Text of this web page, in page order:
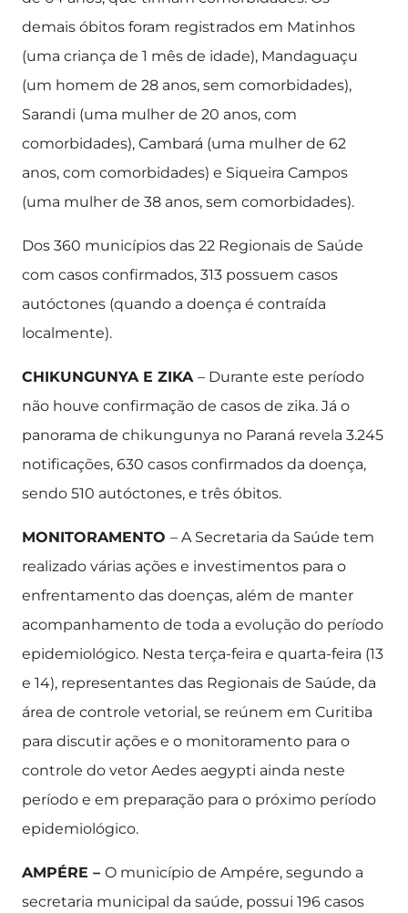
demais óbitos foram registrados em Matinhos
(uma criança de 1 mês de idade), Mandaguaçu
(um homem de 28 anos, sem comorbidades),
Sarandi (uma mulher de 20 anos, com
comorbidades), Cambará (uma mulher de 62
anos, com comorbidades) e Siqueira Campos
(uma mulher de 38 anos, sem comorbidades).
Dos 360 municípios das 22 Regionais de Saúde
com casos confirmados, 313 possuem casos
autóctones (quando a doença é contraída
localmente).
CHIKUNGUNYA E ZIKA – Durante este período
não houve confirmação de casos de zika. Já o
panorama de chikungunya no Paraná revela 3.245
notificações, 630 casos confirmados da doença,
sendo 510 autóctones, e três óbitos.
MONITORAMENTO – A Secretaria da Saúde tem
realizado várias ações e investimentos para o
enfrentamento das doenças, além de manter
acompanhamento de toda a evolução do período
epidemiológico. Nesta terça-feira e quarta-feira (13
e 14), representantes das Regionais de Saúde, da
área de controle vetorial, se reúnem em Curitiba
para discutir ações e o monitoramento para o
controle do vetor Aedes aegypti ainda neste
período e em preparação para o próximo período
epidemiológico.
AMPÉRE – O município de Ampére, segundo a
secretaria municipal da saúde, possui 196 casos